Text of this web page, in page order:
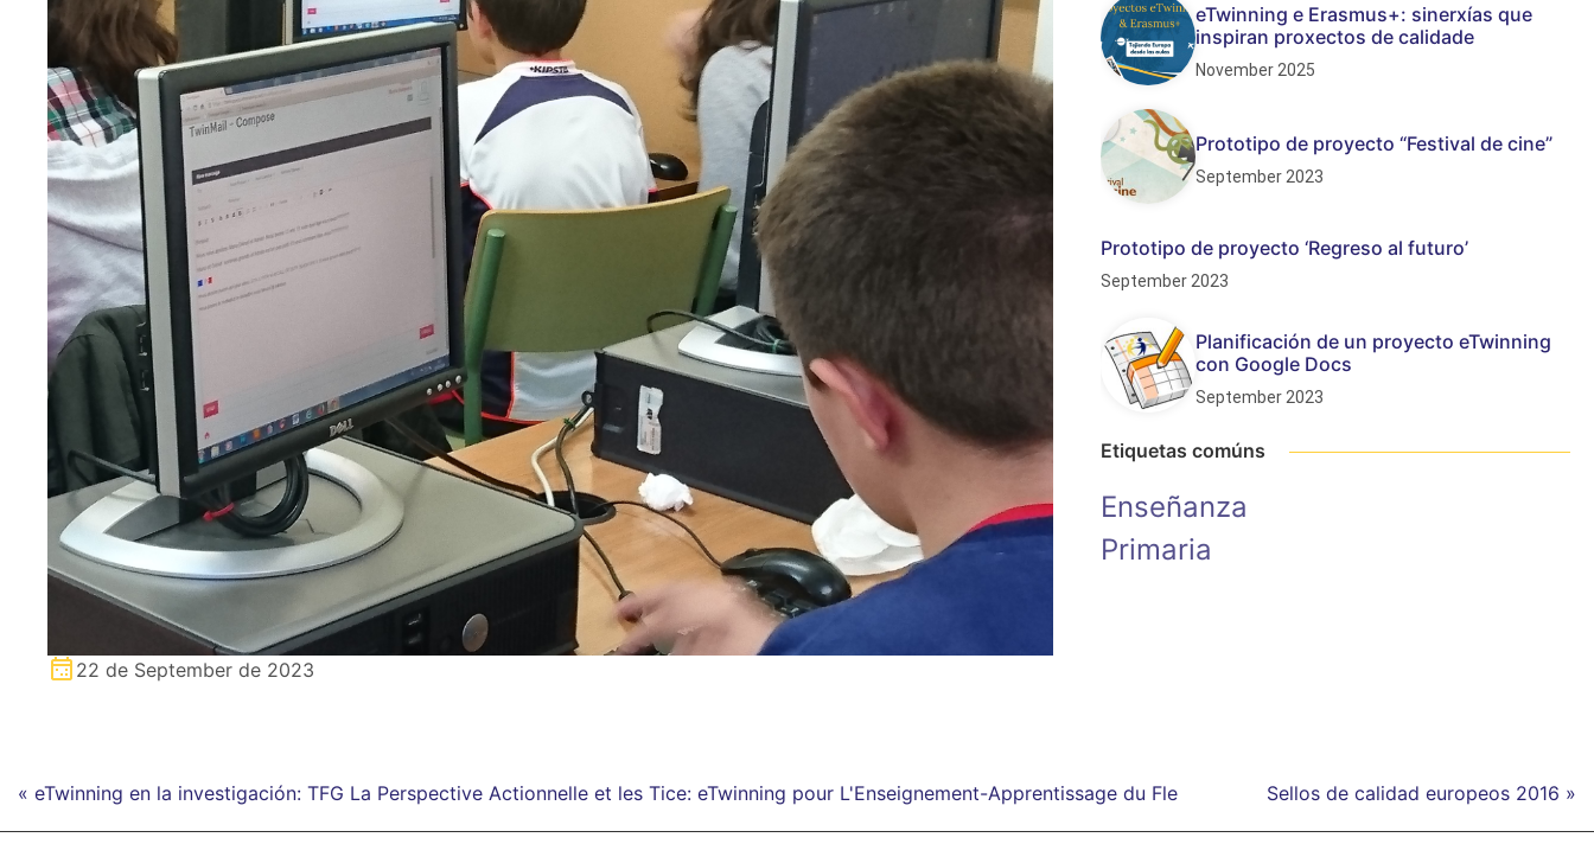
22 de September de 2023
eTwinning e Erasmus+: sinerxías que
inspiran proxectos de calidade
November 2025
Prototipo de proyecto “Festival de cine”
September 2023
Prototipo de proyecto ‘Regreso al futuro’
September 2023
Planificación de un proyecto eTwinning
con Google Docs
September 2023
Etiquetas comúns
Enseñanza
Primaria
« eTwinning en la investigación: TFG La Perspective Actionnelle et les Tice: eTwinning pour L'Enseignement-Apprentissage du Fle Sellos de calidad europeos 2016 »